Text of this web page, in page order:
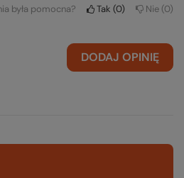
była pomocna? Tak 0 Nie 0
DODAJ OPINIĘ